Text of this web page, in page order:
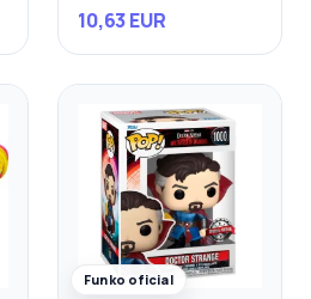
10,63 EUR
Funko oficial